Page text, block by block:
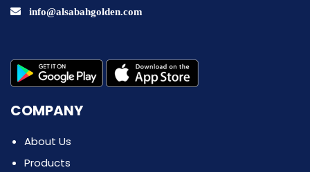
info@alsabahgolden.com
COMPANY
About Us
Products